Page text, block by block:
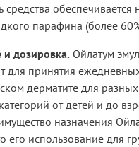
средства обеспечивается
парафина (более
дозировка. Ойлатум
для принятия
дерматите для разных
от детей и до
назначения
его использование для